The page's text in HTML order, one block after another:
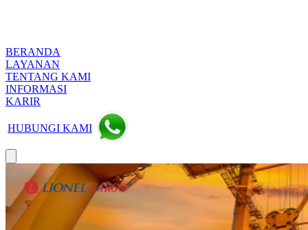
BERANDA
LAYANAN
TENTANG KAMI
INFORMASI
KARIR
HUBUNGI KAMI